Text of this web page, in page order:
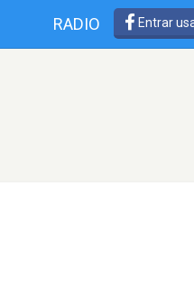
RADIO Entrar